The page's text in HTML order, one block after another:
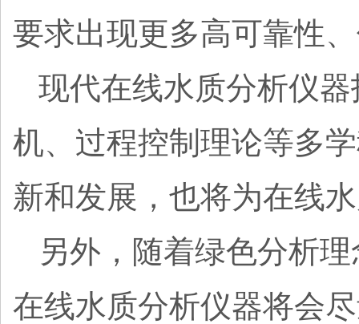
要求出现更多高可靠性
现代在线水质分析仪
机、过程控制理论等多
新和发展，也将为在线
另外，随着绿色分析
在线水质分析仪器将会